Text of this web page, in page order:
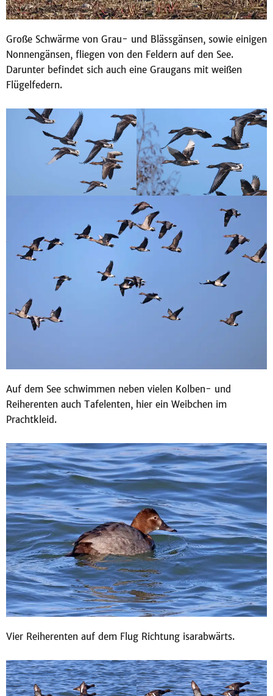
Große Schwärme von Grau- und Blässgänsen, sowie einigen
Nonnengänsen, fliegen von den Feldern auf den See.
Darunter befindet sich auch eine Graugans mit weißen
Flügelfedern.
Auf dem See schwimmen neben vielen Kolben- und
Reiherenten auch Tafelenten, hier ein Weibchen im
Prachtkleid.
Vier Reiherenten auf dem Flug Richtung isarabwärts.